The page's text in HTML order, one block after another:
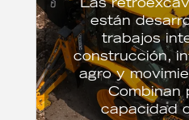
Las
están
trabajos
construcción,
agro y
Combinan
capacidad